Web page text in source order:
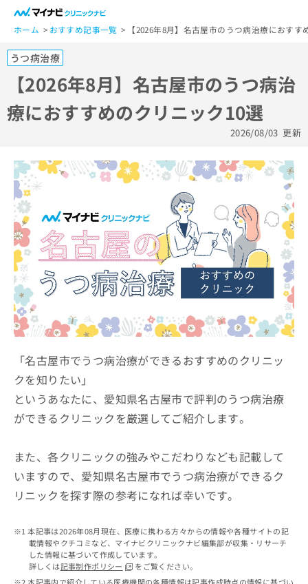
ホーム おすすめ記事一覧 【2026年8月】名古屋市のうつ病治療におすす
うつ病治療
【2026年8月】名古屋市のうつ病治
療におすすめのクリニック10選
2026/08/03 更新
「名古屋市でうつ病治療ができるおすすめのクリニッ
クを知りたい」
というあなたに、愛知県名古屋市で評判のうつ病治療
ができるクリニックを厳選してご紹介します。
また、各クリニックの強みやこだわりなども記載して
いますので、愛知県名古屋市でうつ病治療ができるク
リニックを探す際の参考になれば幸いです。
本記事は2026年08月現在、医療に携わる方々からの情報や各種サイトの記
載情報やクチコミなど、マイナビクリニックナビ編集部が収集・リサーチ
した情報に基づいて作成しています。
詳しくは記事制作ポリシー
をご覧ください。
本記事内で紹介している医療機関の各種情報は記事作成時点の情報に基づい
一
般
ー
ザ
ー
の
方
ち
ら
マ
イ
ナ
ビ
ク
リ
ニ
ッ
ク
ビ
関
す
る
お
い
わ
せ
ち
医
療
関
係
者
の
方
は
こ
ら
広
告
出
の
問
い
せ
ち
広
告
代
店
方
は
ち